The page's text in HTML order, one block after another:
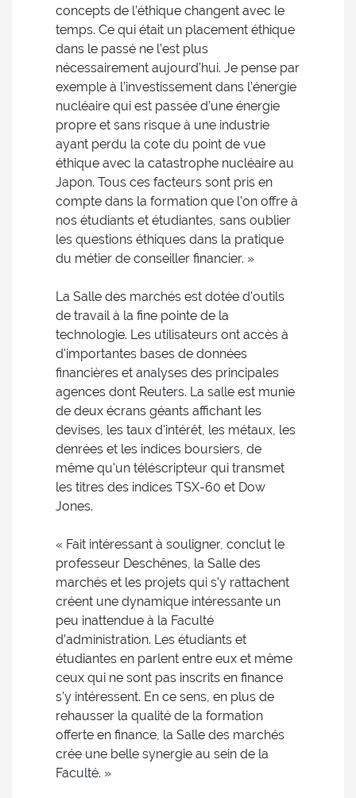
concepts de l’éthique changent avec le
temps. Ce qui était un placement éthique
dans le passé ne l’est plus
nécessairement aujourd’hui. Je pense par
exemple à l’investissement dans l’énergie
nucléaire qui est passée d’une énergie
propre et sans risque à une industrie
ayant perdu la cote du point de vue
éthique avec la catastrophe nucléaire au
Japon. Tous ces facteurs sont pris en
compte dans la formation que l’on offre à
nos étudiants et étudiantes, sans oublier
les questions éthiques dans la pratique
du métier de conseiller financier. »
La Salle des marchés est dotée d'outils
de travail à la fine pointe de la
technologie. Les utilisateurs ont accès à
d'importantes bases de données
financières et analyses des principales
agences dont Reuters. La salle est munie
de deux écrans géants affichant les
devises, les taux d'intérêt, les métaux, les
denrées et les indices boursiers, de
même qu'un téléscripteur qui transmet
les titres des indices TSX-60 et Dow
Jones.
« Fait intéressant à souligner, conclut le
professeur Deschênes, la Salle des
marchés et les projets qui s’y rattachent
créent une dynamique intéressante un
peu inattendue à la Faculté
d’administration. Les étudiants et
étudiantes en parlent entre eux et même
ceux qui ne sont pas inscrits en finance
s’y intéressent. En ce sens, en plus de
rehausser la qualité de la formation
offerte en finance, la Salle des marchés
crée une belle synergie au sein de la
Faculté. »